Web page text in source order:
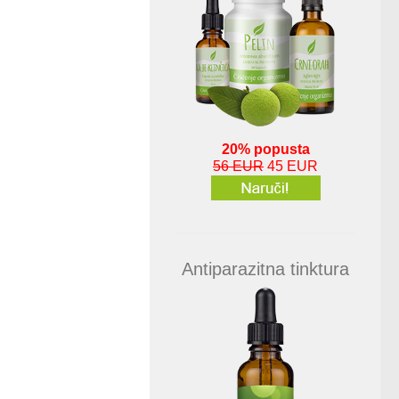
20% popusta
56 EUR 45 EUR
Antiparazitna tinktura